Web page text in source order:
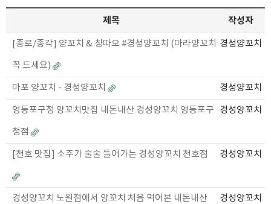
제목 작성자
[종로/종각] 양꼬치 & 칭따오 #경성양꼬치 (마라양꼬치
꼭 드세요)
경성양꼬치
마포 양꼬치 - 경성양꼬치 경성양꼬치
영등포구청 양꼬치맛집 내돈내산 경성양꼬치 영등포구
청점
경성양꼬치
[천호 맛집] 소주가 술술 들어가는 경성양꼬치 천호점 경성양꼬치
경성양꼬치 노원점에서 양꼬치 처음 먹어본 내돈내산 경성양꼬치